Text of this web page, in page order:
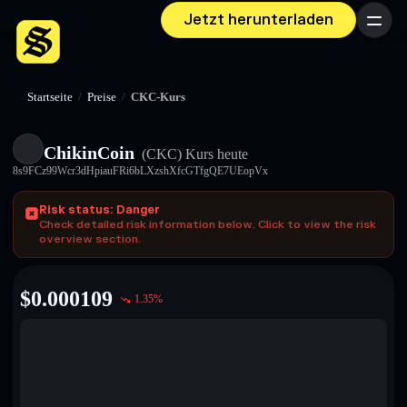
Jetzt herunterladen Menü
Startseite / Preise / CKC-Kurs
ChikinCoin (CKC) Kurs heute
8s9FCz99Wcr3dHpiauFRi6bLXzshXfcGTfgQE7UEopVx
Risk status: Danger
Check detailed risk information below. Click to view the risk
overview section.
$0.000109 1.35%